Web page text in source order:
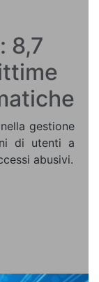
8,7
gestione
di utenti a
abusivi.